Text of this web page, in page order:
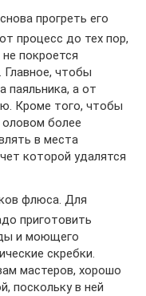
прогреть его
процесс до тех пор,
покроется
чтобы
паяльника, а от
Кроме того, чтобы
оловом более
в места
которой удалятся
флюса. Для
приготовить
и моющего
скребки.
мастеров, хорошо
поскольку в ней